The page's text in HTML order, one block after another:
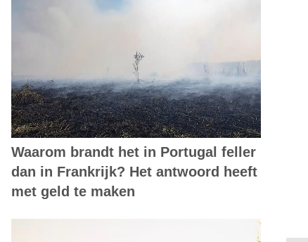
Waarom brandt het in Portugal feller
dan in Frankrijk? Het antwoord heeft
met geld te maken